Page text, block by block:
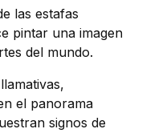
las estafas
pintar una imagen
del mundo.
el panorama
signos de